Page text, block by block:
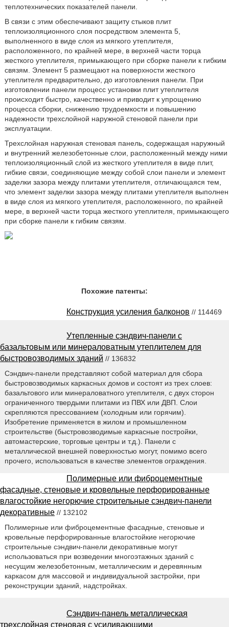
теплотехнических показателей панели.
В связи с этим обеспечивают защиту стыков плит
теплоизоляционного слоя посредством элемента 5,
выполненного в виде слоя из мягкого утеплителя,
расположенного, по крайней мере, в верхней части торца
жесткого утеплителя, примыкающего при сборке панели к гибким
связям. Элемент 5 размещают на поверхности жесткого
утеплителя предварительно, до изготовления панели. При
изготовлении панели процесс установки плит утеплителя
происходит быстро, качественно и приводит к упрощению
процесса сборки, снижению трудоемкости и повышению
надежности трехслойной наружной стеновой панели при
эксплуатации.
Трехслойная наружная стеновая панель, содержащая наружный
и внутренний железобетонные слои, расположенный между ними
теплоизоляционный слой из жесткого утеплителя в виде плит,
гибкие связи, соединяющие между собой слои панели и элемент
заделки зазора между плитами утеплителя, отличающаяся тем,
что элемент заделки зазора между плитами утеплителя выполнен
в виде слоя из мягкого утеплителя, расположенного, по крайней
мере, в верхней части торца жесткого утеплителя, примыкающего
при сборке панели к гибким связям.
Похожие патенты:
Конструкция усиления балконов // 114469
Утепленные сэндвич-панели с
базальтовым или минераловатным утеплителем для
быстровозводимых зданий // 136832
Сэндвич-панели представляют собой материал для сбора
быстровозводимых каркасных домов и состоят из трех слоев:
базальтового или минераловатного утеплителя, с двух сторон
ограниченного твердыми плитами из ПВХ или ДВП. Слои
скрепляются прессованием (холодным или горячим).
Изобретение применяется в жилом и промышленном
строительстве (быстровозводимые каркасные постройки,
автомастерские, торговые центры и т.д.). Панели с
металлической внешней поверхностью могут, помимо всего
прочего, использоваться в качестве элементов ограждения.
Полимерные или фиброцементные
фасадные, стеновые и кровельные перфорированные
влагостойкие негорючие строительные сэндвич-панели
декоративные // 132102
Полимерные или фиброцементные фасадные, стеновые и
кровельные перфорированные влагостойкие негорючие
строительные сэндвич-панели декоративные могут
использоваться при возведении многоэтажных зданий с
несущим железобетонным, металлическим и деревянным
каркасом для массовой и индивидуальной застройки, при
реконструкции зданий, надстройках.
Сэндвич-панель металлическая
трехслойная стеновая с усиливающими